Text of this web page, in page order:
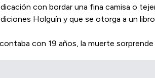
con bordar una fina camisa o
Holguín y que se otorga a un
con 19 años, la muerte